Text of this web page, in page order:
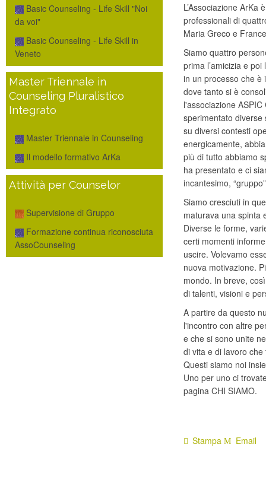
L’Associazione ArKa
professionali di
Maria Greco e
Siamo quattro
prima l’amicizia e
in un processo che è
dove tanto si è
l'associazione
sperimentato
su diversi contesti
energicamente,
più di tutto abbiamo
ha presentato e ci
incantesimo,
Siamo cresciuti in
maturava una spinta
Diverse le forme,
certi momenti
uscire. Volevamo
nuova motivazione.
mondo. In breve,
di talenti, visioni e
A partire da questo
l'incontro con altre
e che si sono unite
di vita e di lavoro
Questi siamo noi
Uno per uno ci
pagina CHI SIAMO.
Stampa Email
Basic Counseling - Life Skill "Noi
da voi"
Basic Counseling - Life Skill in
Veneto
Master Triennale in
Counseling Pluralistico
Integrato
Master Triennale in Counseling
Il modello formativo ArKa
Attività per Counselor
Supervisione di Gruppo
Formazione continua riconosciuta
AssoCounseling